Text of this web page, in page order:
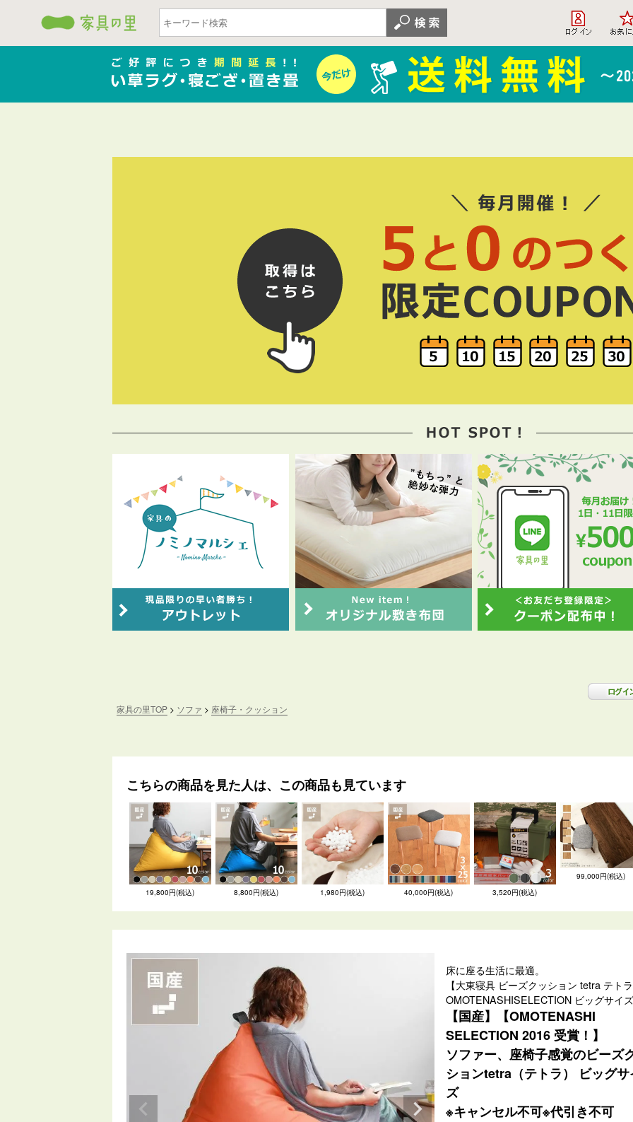
家具の里TOP ソファ 座椅子・クッション
こちらの商品を見た人は、この商品も見ています
19,800円(税込) 8,800円(税込) 1,980円(税込) 40,000円(税込) 3,520円(税込)
99,000円(税込)
床に座る生活に最適。
【大東寝具 ビーズクッション tetra テトラ
OMOTENASHISELECTION ビッグサイ
【国産】【OMOTENASHI
SELECTION 2016 受賞！】
ソファー、座椅子感覚のビーズ
ションtetra（テトラ） ビッグサ
ズ
※キャンセル不可※代引き不可